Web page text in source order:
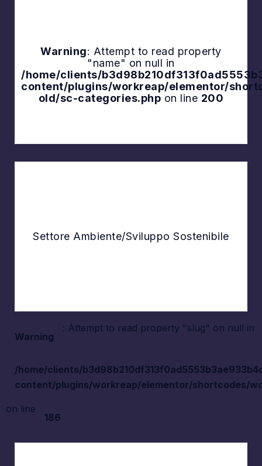
Warning: Attempt to read property
"name" on null in
/home/clients/
content/plugins/workreap/elementor/
old/sc-categories.php on line 200
Explore
Settore Ambiente/Sviluppo Sostenibile
Explore
Warning
: Attempt to read property "slug" on null in
/home/clients/
content/plugins/workreap/elementor/shortcodes/
on line
186